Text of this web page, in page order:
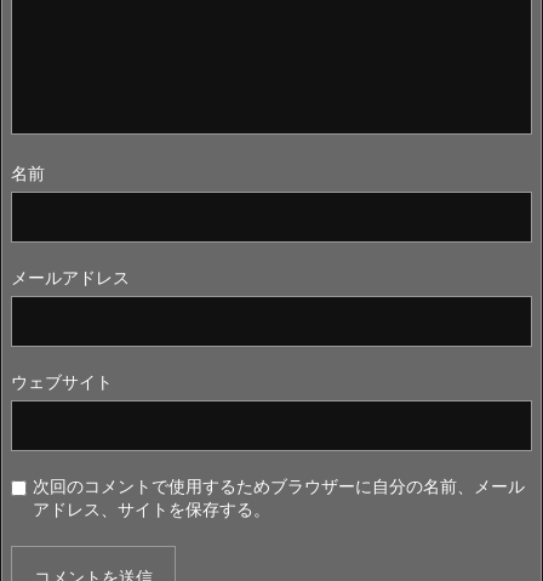
名前
メールアドレス
ウェブサイト
次回のコメントで使用するためブラウザーに自分の名前、メール
アドレス、サイトを保存する。